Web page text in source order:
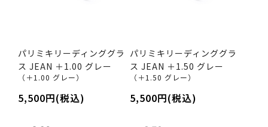
パリミキリーディンググラ
ス JEAN ＋1.00 グレー
（＋1.00 グレー）
5,500円(税込)
パリミキリーディンググラ
ス JEAN ＋1.50 グレー
（＋1.50 グレー）
5,500円(税込)